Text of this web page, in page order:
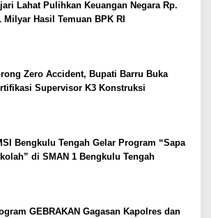
Lahat Pulihkan Keuangan Negara Rp.
Milyar Hasil Temuan BPK RI
Zero Accident, Bupati Barru Buka
Supervisor K3 Konstruksi
Bengkulu Tengah Gelar Program “Sapa
di SMAN 1 Bengkulu Tengah
GEBRAKAN Gagasan Kapolres dan